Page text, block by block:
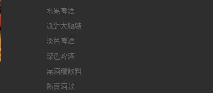
水果啤酒
派對大瓶裝
淡色啤酒
深色啤酒
無酒精飲料
熱賣酒款